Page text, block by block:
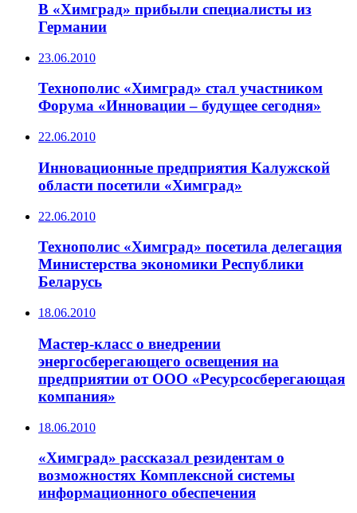
В «Химград» прибыли специалисты из
Германии
23.06.2010
Технополис «Химград» стал участником
Форума «Инновации – будущее сегодня»
22.06.2010
Инновационные предприятия Калужской
области посетили «Химград»
22.06.2010
Технополис «Химград» посетила делегация
Министерства экономики Республики
Беларусь
18.06.2010
Мастер-класс о внедрении
энергосберегающего освещения на
предприятии от ООО «Ресурсосберегающая
компания»
18.06.2010
«Химград» рассказал резидентам о
возможностях Комплексной системы
информационного обеспечения